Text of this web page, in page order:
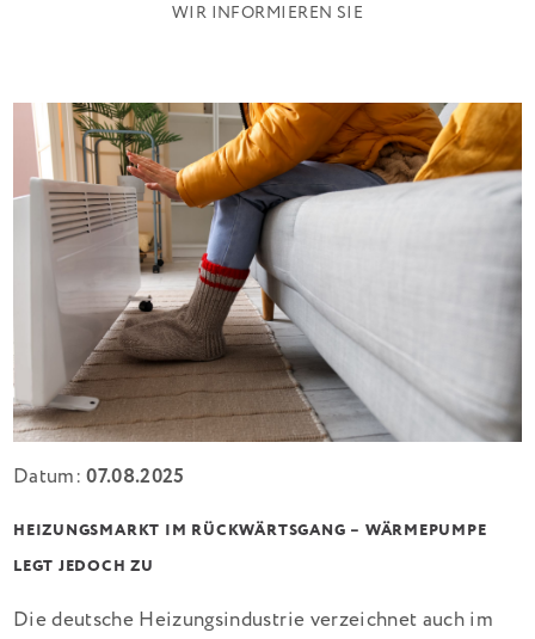
WIR INFORMIEREN SIE
Datum:07.08.2025
HEIZUNGSMARKT IM RÜCKWÄRTSGANG – WÄRMEPUMPE
LEGT JEDOCH ZU
Die deutsche Heizungsindustrie verzeichnet auch im